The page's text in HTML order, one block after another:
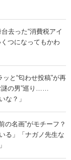
去った“消費税アイ
つになってもかわ
と“匂わせ投稿”が再
謎の男”巡り……
な？」
の名画”がモチーフ？
る」「ナガノ先生な